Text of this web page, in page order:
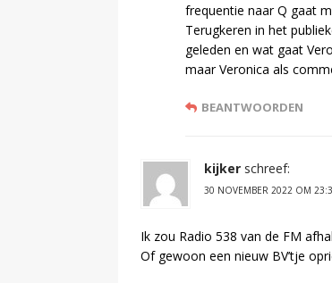
frequentie naar Q gaat
Terugkeren in het
geleden en wat gaat
maar Veronica als
BEANTWOORDEN
kijker schreef:
30 NOVEMBER 2022 OM
Ik zou Radio 538 van de FM
Of gewoon een nieuw BV’tje